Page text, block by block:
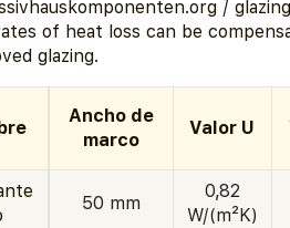
/
of heat loss can be
glazing.
Ancho de
marco
Valor U
50 mm
0,82
W/(m²K)